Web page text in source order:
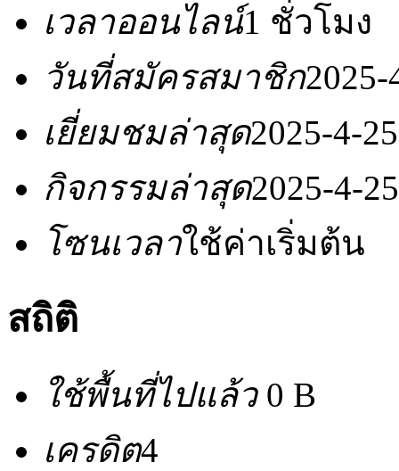
เวลาออนไลน์1 ชั่วโมง
วันที่สมัครสมาชิก2025-
เยี่ยมชมล่าสุด2025-4-
กิจกรรมล่าสุด2025-4-
โซนเวลาใช้ค่าเริ่มต้น
สถิติ
ใช้พื้นที่ไปแล้ว0 B
เครดิต4